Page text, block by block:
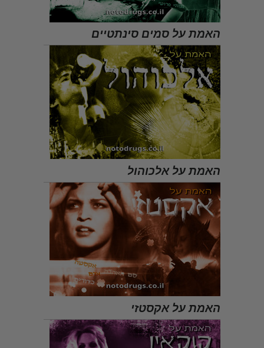
האמת על סמים סינתטיים
האמת על אלכוהול
האמת על אקסטזי